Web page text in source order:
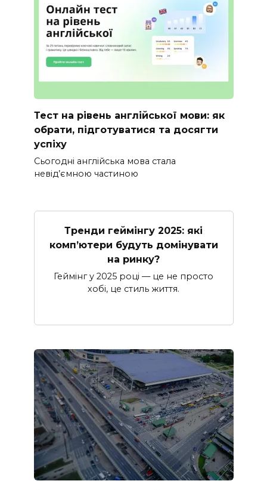
Тест на рівень англійської мови: як
обрати, підготуватися та досягти
успіху
Сьогодні англійська мова стала
невід’ємною частиною
Тренди геймінгу 2025: які
комп’ютери будуть домінувати
на ринку?
Геймінг у 2025 році — це не просто
хобі, це стиль життя.